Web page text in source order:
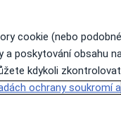
není k dispozici
termín
cookie (nebo podobné
a poskytování obsahu
kdykoli
ochrany soukromí a